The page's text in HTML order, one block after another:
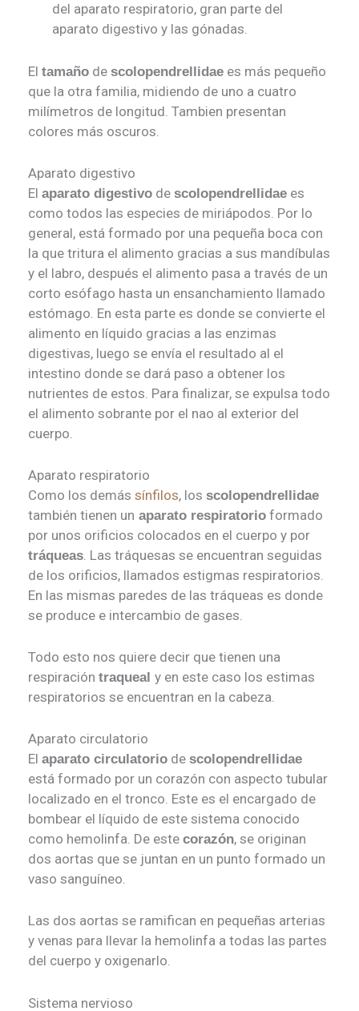
del aparato respiratorio, gran parte del
aparato digestivo y las gónadas.
El tamaño de scolopendrellidae es más pequeño
que la otra familia, midiendo de uno a cuatro
milímetros de longitud. Tambien presentan
colores más oscuros.
Aparato digestivo
El aparato digestivo de scolopendrellidae es
como todos las especies de miriápodos. Por lo
general, está formado por una pequeña boca con
la que tritura el alimento gracias a sus mandíbulas
y el labro, después el alimento pasa a través de un
corto esófago hasta un ensanchamiento llamado
estómago. En esta parte es donde se convierte el
alimento en líquido gracias a las enzimas
digestivas, luego se envía el resultado al el
intestino donde se dará paso a obtener los
nutrientes de estos. Para finalizar, se expulsa todo
el alimento sobrante por el nao al exterior del
cuerpo.
Aparato respiratorio
Como los demás sínfilos, los scolopendrellidae
también tienen un aparato respiratorio formado
por unos orificios colocados en el cuerpo y por
tráqueas . Las tráquesas se encuentran seguidas
de los orificios, llamados estigmas respiratorios.
En las mismas paredes de las tráqueas es donde
se produce e intercambio de gases.
Todo esto nos quiere decir que tienen una
respiración traqueal y en este caso los estimas
respiratorios se encuentran en la cabeza.
Aparato circulatorio
El aparato circulatorio de scolopendrellidae
está formado por un corazón con aspecto tubular
localizado en el tronco. Este es el encargado de
bombear el líquido de este sistema conocido
como hemolinfa. De este corazón, se originan
dos aortas que se juntan en un punto formado un
vaso sanguíneo.
Las dos aortas se ramifican en pequeñas arterias
y venas para llevar la hemolinfa a todas las partes
del cuerpo y oxigenarlo.
Sistema nervioso